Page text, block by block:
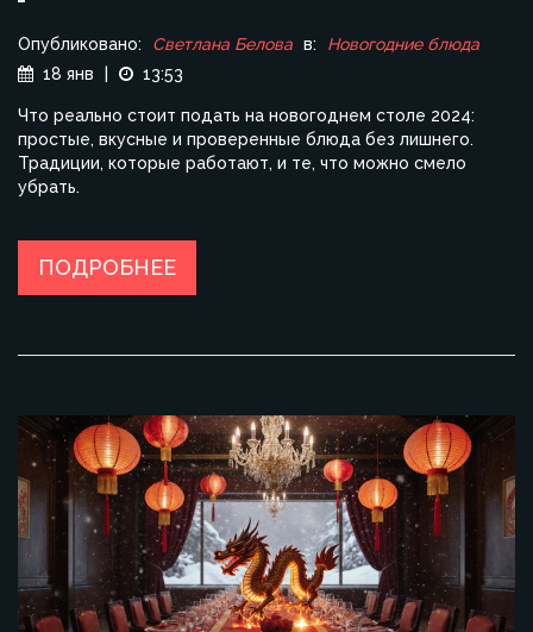
Опубликовано: Светлана Белова в:
Новогодние блюда
18 янв
13:53
Что реально стоит подать на новогоднем столе 2024:
простые, вкусные и проверенные блюда без лишнего.
Традиции, которые работают, и те, что можно смело
убрать.
ПОДРОБНЕЕ